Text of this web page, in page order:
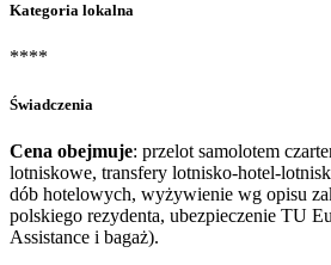
Kategoria lokalna
****
Świadczenia
Cena obejmuje: przelot samolotem
lotniskowe, transfery lotnisko-hotel-
dób hotelowych, wyżywienie wg opisu
polskiego rezydenta, ubezpieczenie TU
Assistance i bagaż).